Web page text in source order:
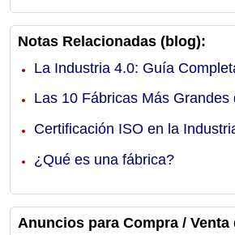
Notas Relacionadas (blog):
La Industria 4.0: Guía
Las 10 Fábricas Más Grandes
Certificación ISO en la
¿Qué es una fábrica?
Anuncios para Compra / Venta